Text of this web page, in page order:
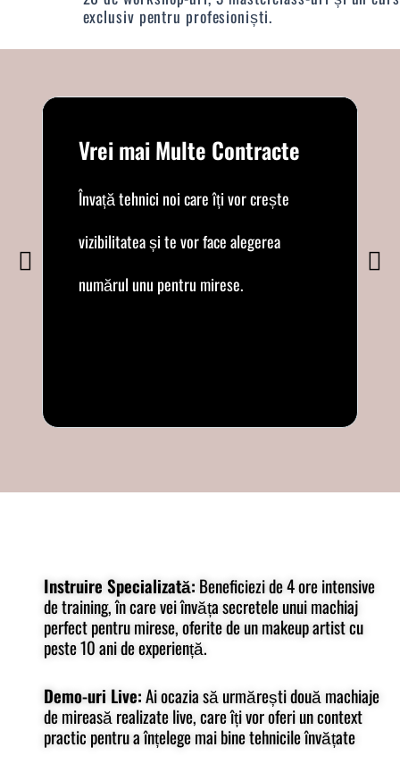
exclusiv pentru profesioniști.
Vrei mai Multe Contracte
Învață tehnici noi care îți vor crește
vizibilitatea și te vor face alegerea
numărul unu pentru mirese.
Instruire Specializată: Beneficiezi de 4 ore intensive
de training, în care vei învăța secretele unui machiaj
perfect pentru mirese, oferite de un makeup artist cu
peste 10 ani de experiență.
Demo-uri Live:Ai ocazia să urmărești două machiaje
de mireasă realizate live, care îți vor oferi un context
practic pentru a înțelege mai bine tehnicile învățate